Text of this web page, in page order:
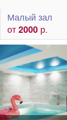
Малый зал
от2000 р.